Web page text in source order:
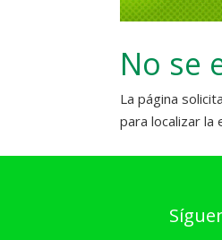
No se
La página
para localizar la